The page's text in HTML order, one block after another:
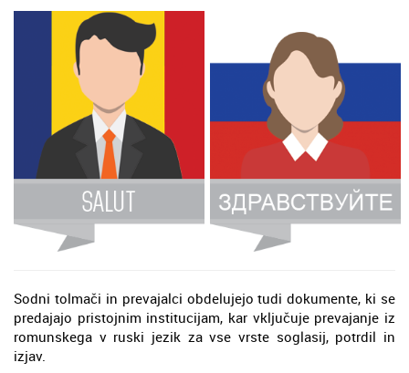
Sodni tolmači in prevajalci obdelujejo tudi dokumente, ki se
predajajo pristojnim institucijam, kar vključuje prevajanje iz
romunskega v ruski jezik za vse vrste soglasij, potrdil in
izjav.